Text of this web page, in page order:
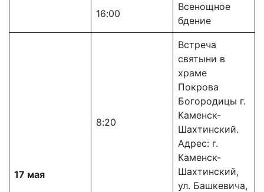
16:00
Всенощное
бдение
17 мая
8:20
Встреча
святыни в
храме
Покрова
Богородицы г.
Каменск-
Шахтинский.
Адрес: г.
Каменск-
Шахтинский,
ул. Башкевича,